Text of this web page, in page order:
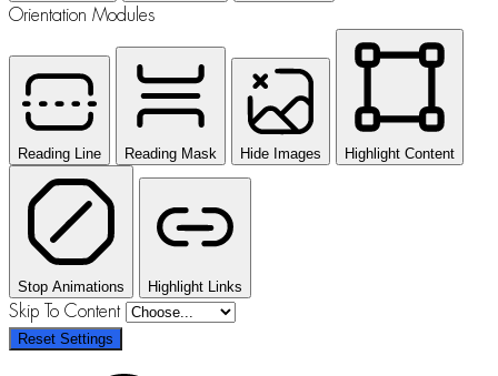
Orientation Modules
Reading Line Reading Mask Hide Images Highlight Content
Stop Animations Highlight Links
Skip To Content
Reset Settings